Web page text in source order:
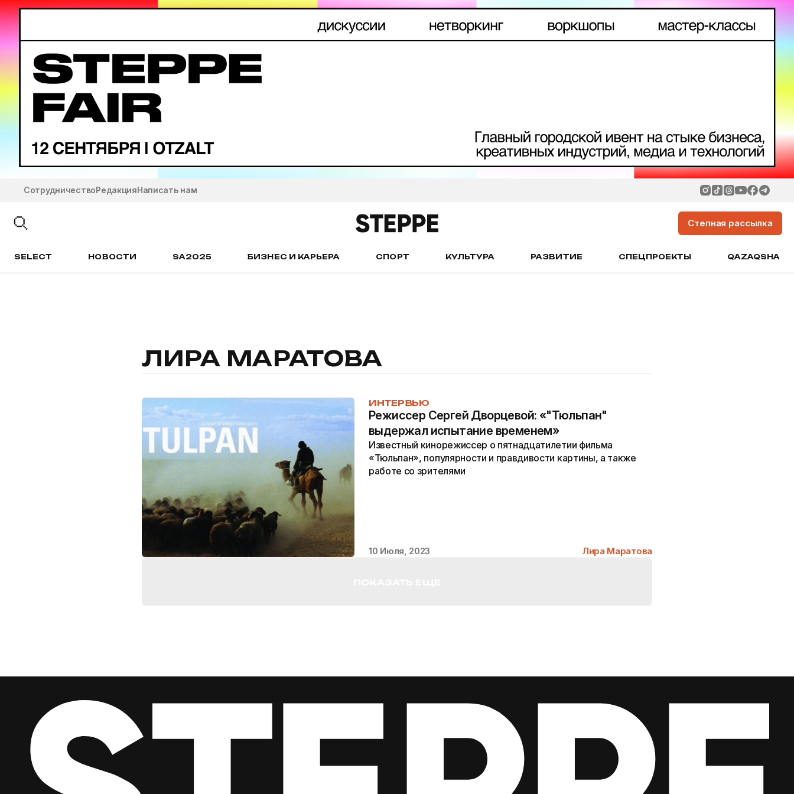
СотрудничествоРедакцияНаписать нам
Степная рассылка
SELECT НОВОСТИ SA2025 БИЗНЕС И КАРЬЕРА СПОРТ КУЛЬТУРА РАЗВИТИЕ СПЕЦПРОЕКТЫ QAZAQSHA
ЛИРА МАРАТОВА
ИНТЕРВЬЮ
Режиссер Сергей Дворцевой: «"Тюльпан"
выдержал испытание временем»
Известный кинорежиссер о пятнадцатилетии фильма
«Тюльпан», популярности и правдивости картины, а также
работе со зрителями
10 Июля, 2023 Лира Маратова